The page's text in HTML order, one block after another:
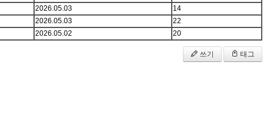
2026.05.03
14
2026.05.03
22
2026.05.02 20
쓰기 태그